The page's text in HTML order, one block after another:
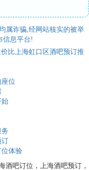
属诈骗,经网站核实的被举
信息平台!
比上海虹口区酒吧预订推
位
始
订
体验
酒吧订位，上海酒吧预订，